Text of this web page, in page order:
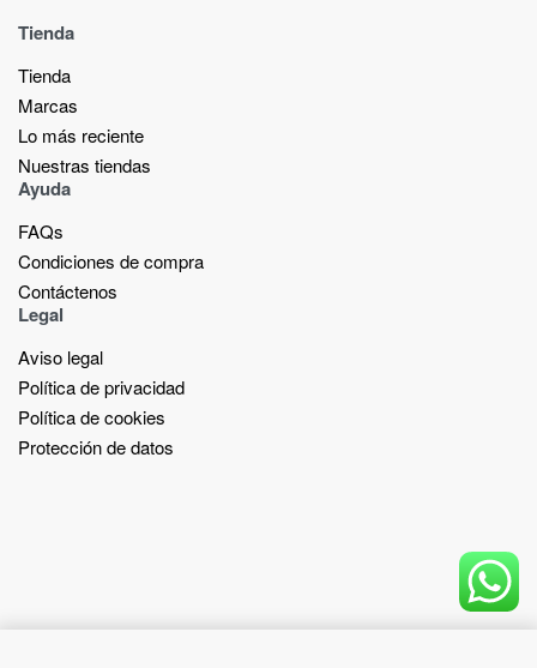
Tienda
Tienda
Marcas
Lo más reciente​
Nuestras tiendas​
Ayuda
FAQs
Condiciones de compra
Contáctenos
Legal
Aviso legal
Política de privacidad
Política de cookies
Protección de datos